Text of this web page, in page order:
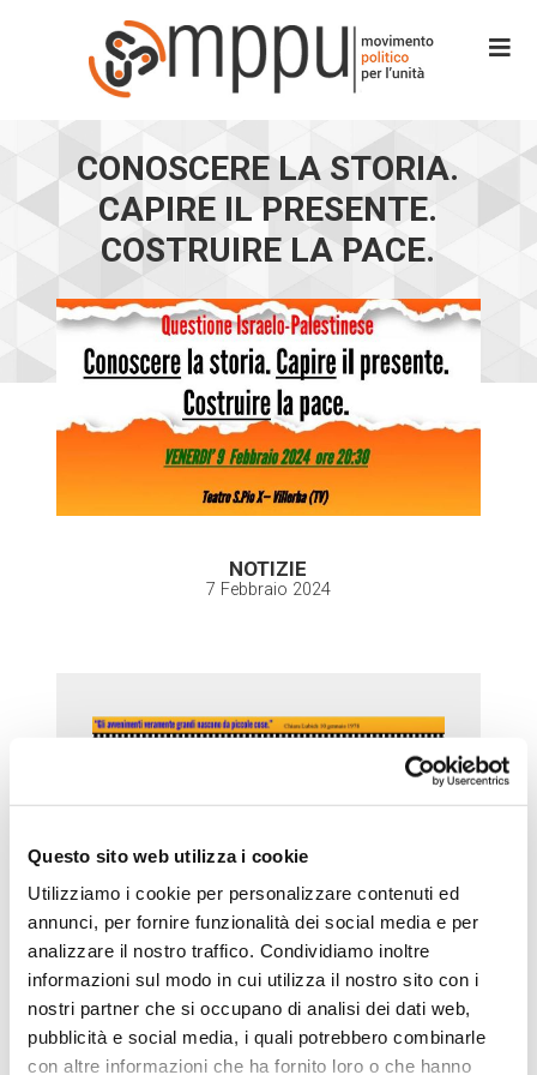
Questo sito web utilizza i cookie
Utilizziamo i cookie per personalizzare contenuti ed
annunci, per fornire funzionalità dei social media e per
analizzare il nostro traffico. Condividiamo inoltre
informazioni sul modo in cui utilizza il nostro sito con i
nostri partner che si occupano di analisi dei dati web,
pubblicità e social media, i quali potrebbero combinarle
con altre informazioni che ha fornito loro o che hanno
CONOSCERE LA STORIA.
CAPIRE IL PRESENTE.
COSTRUIRE LA PACE.
NOTIZIE
7 Febbraio 2024